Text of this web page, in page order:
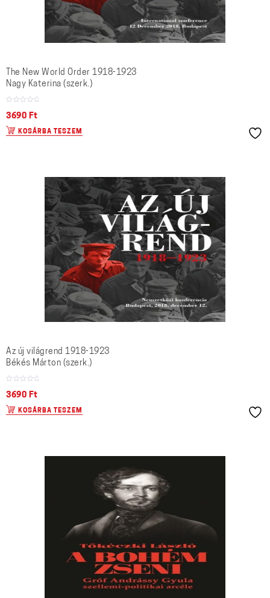
The New World Order 1918-1923
Nagy Katerina (szerk.)
3690 Ft
KOSÁRBA TESZEM
Az új világrend 1918-1923
Békés Márton (szerk.)
3690 Ft
KOSÁRBA TESZEM